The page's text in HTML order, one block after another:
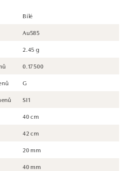
Bílé
Au585
2.45 g
0.17500
G
SI1
40 cm
42 cm
20 mm
40 mm